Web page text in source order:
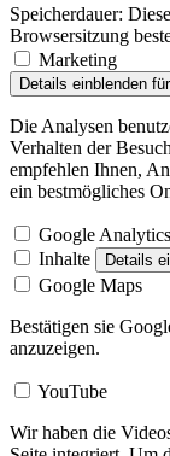
Speicherdauer:
Browsersitzung
Marketing
Details einblenden
Die Analysen
Verhalten der
empfehlen Ihnen,
ein bestmögliches
Google Analytics
Inhalte
Details
Google Maps
Bestätigen sie
anzuzeigen.
YouTube
Wir haben die